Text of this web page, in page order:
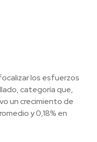
los esfuerzos
categoría que,
un crecimiento de
y 0,18% en